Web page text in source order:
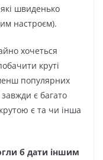
швиденько
настроєм).
хочеться
круті
популярних
є багато
є та чи інша
б дати іншим